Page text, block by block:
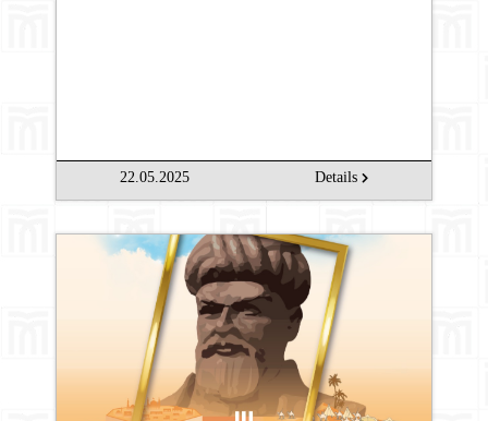
22.05.2025 Details